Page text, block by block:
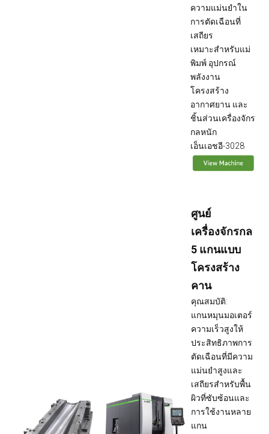
ความแม่นยำใน
การตัดเฉือนที่
เสถียร
เหมาะสำหรับแม่
พิมพ์ อุปกรณ์
พลังงาน
โครงสร้าง
อากาศยาน และ
ชิ้นส่วนเครื่องจักร
กลหนัก
เอ็นเอชอี-3028
ศูนย์
เครื่องจักรกล
5 แกนแบบ
โครงสร้าง
คาน
คุณสมบัติ:
แกนหมุนมอเตอร์
ความเร็วสูงให้
ประสิทธิภาพการ
ตัดเฉือนที่มีความ
แม่นยำสูงและ
เสถียรสำหรับพื้น
ผิวที่ซับซ้อนและ
การใช้งานหลาย
แกน